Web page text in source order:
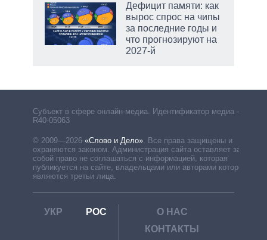
Дефицит памяти: как
вырос спрос на чипы
за последние годы и
что прогнозируют на
2027-й
Субъект в сфере онлайн-медиа. Идентификатор медиа –
R40-05063
© 2009—2026 «Слово и Дело». Все права защищены и
охраняются законом. Администрация сайта оставляет за
собой право не соглашаться с информацией, которая
публикуется на сайте, владельцами или авторами которой
являются третьи лица.
УКР РОС
О НАС
КОНТАКТЫ